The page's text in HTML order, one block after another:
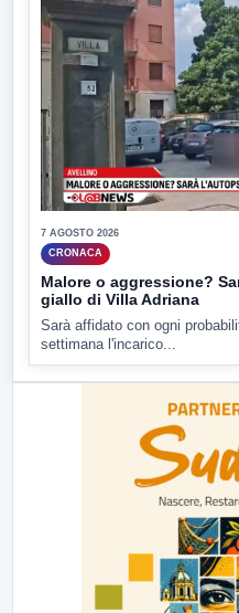
7 AGOSTO 2026
CRONACA
Malore o aggressione?
giallo di Villa Adriana
Sarà affidato con ogni
settimana l'incarico...